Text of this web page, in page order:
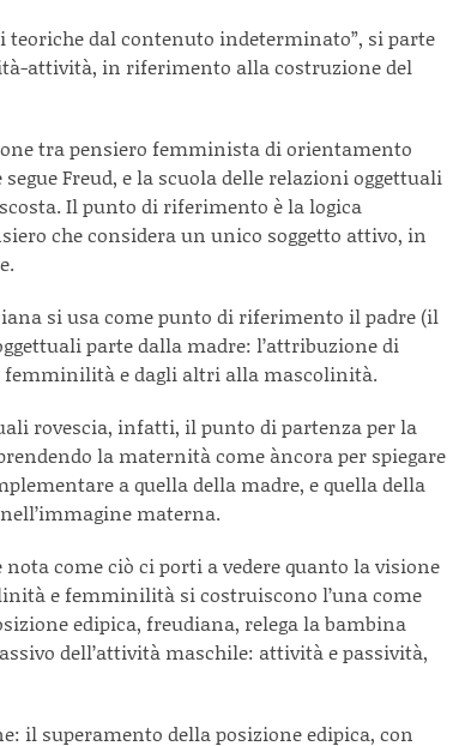
teoriche dal contenuto indeterminato”, si parte
attività, in riferimento alla costruzione del
tra pensiero femminista di orientamento
Freud, e la scuola delle relazioni oggettuali
Il punto di riferimento è la logica
che considera un unico soggetto attivo, in
si usa come punto di riferimento il padre (il
parte dalla madre: l’attribuzione di
femminilità e dagli altri alla mascolinità.
rovescia, infatti, il punto di partenza per la
la maternità come àncora per spiegare
a quella della madre, e quella della
materna.
come ciò ci porti a vedere quanto la visione
e femminilità si costruiscono l’una come
edipica, freudiana, relega la bambina
dell’attività maschile: attività e passività,
il superamento della posizione edipica, con